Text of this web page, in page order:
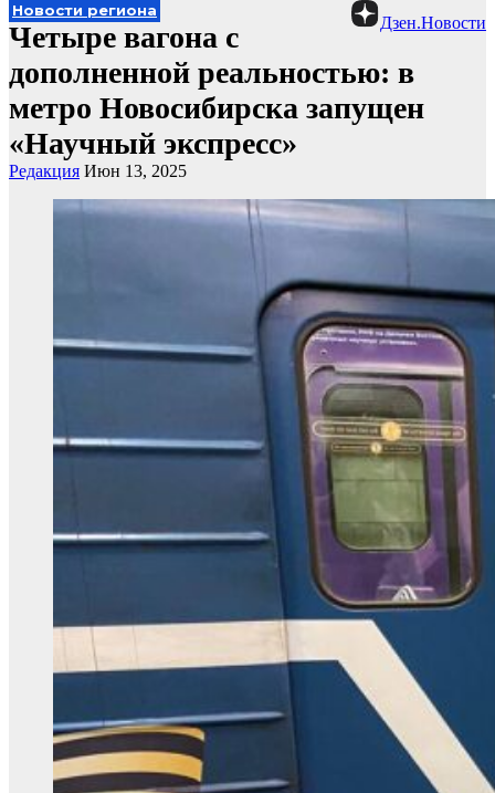
Дзен.Новости
Новости региона
Четыре вагона с
дополненной реальностью: в
метро Новосибирска запущен
«Научный экспресс»
Редакция Июн 13, 2025